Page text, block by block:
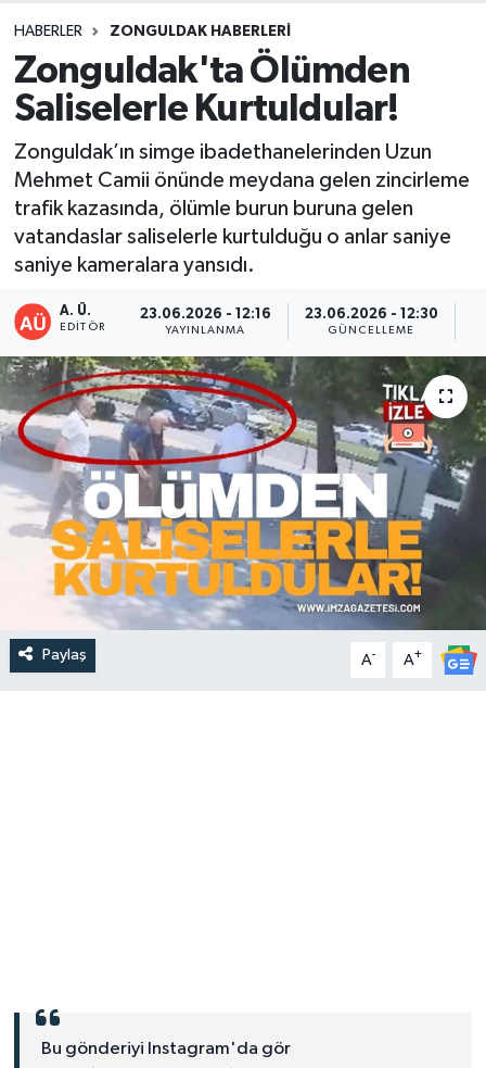
HABERLER ZONGULDAK HABERLERI
Zonguldak'ta Ölümden
Saliselerle Kurtuldular!
Zonguldak’ın simge ibadethanelerinden Uzun
Mehmet Camii önünde meydana gelen zincirleme
trafik kazasında, ölümle burun buruna gelen
vatandaslar saliselerle kurtulduğu o anlar saniye
saniye kameralara yansıdı.
A. Ü.
EDITÖR
23.06.2026 - 12:16
YAYINLANMA
23.06.2026 - 12:30
GÜNCELLEME
Paylaş A- A+
Bu gönderiyi Instagram'da gör
DEVREK
DÜZCE
EREĞLİ
GÖKÇEBEY
KARABÜK
KASTAMONU